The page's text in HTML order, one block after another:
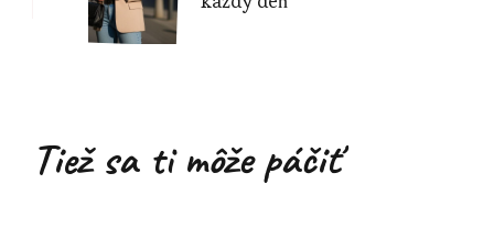
Tiež sa ti môže páčiť